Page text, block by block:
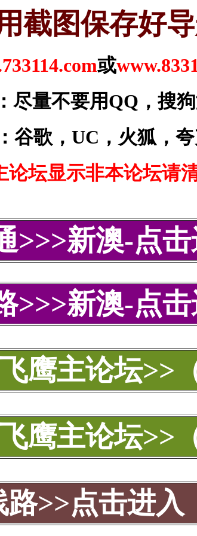
截图保存好
或
尽量不要用QQ，搜
谷歌，UC，火狐，
论坛显示非本论坛请
>>>新澳-点
>>>新澳-点
鹰主论坛>>
鹰主论坛>>
>>点击进入